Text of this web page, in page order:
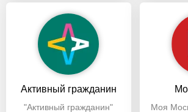
Активный гражданин
"Активный гражданин"
Моя